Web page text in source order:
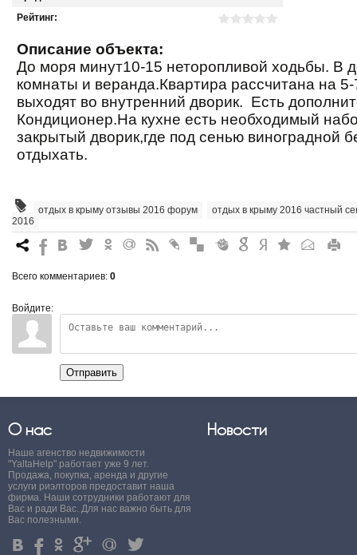
Рейтинг:
Описание объекта:
До моря минут10-15 неторопливой ходьбы. В
комнаты и веранда.Квартира рассчитана на
выходят во внутренний дворик. Есть
Кондиционер.На кухне есть необходимый
закрытый дворик,где под сенью виноградной
отдыхать.
отдых в крыму отзывы 2016 форум
отдых в крыму 2016 частный
2016
7 % 4 3 . + 0 * # " & 6 Q P R
Всего комментариев: 0
Войдите:
Отправить
О нас
Наше агенство недвижимости
"YaltaHelp" работает уже 9 лет.
Продажа, покупка, аренда и другие
услуги риэлторов предоставит наша
фирма. Наши сотрудники работают для
Вас и ради Вас. Для нас важно быть для
Вас полезными.
4 % . ' + 3
Новости